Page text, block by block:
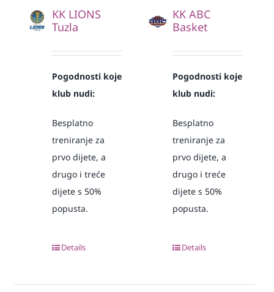
KK LIONS
Tuzla
Pogodnosti koje
klub nudi:
Besplatno
treniranje za
prvo dijete, a
drugo i treće
dijete s 50%
popusta.
Details
KK ABC
Basket
Pogodnosti koje
klub nudi:
Besplatno
treniranje za
prvo dijete, a
drugo i treće
dijete s 50%
popusta.
Details